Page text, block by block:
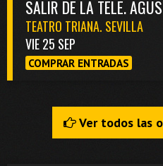
SALIR DE LA TELE.
TEATRO TRIANA. SEVILLA
VIE 25 SEP
COMPRAR ENTRADAS
Ver todos las